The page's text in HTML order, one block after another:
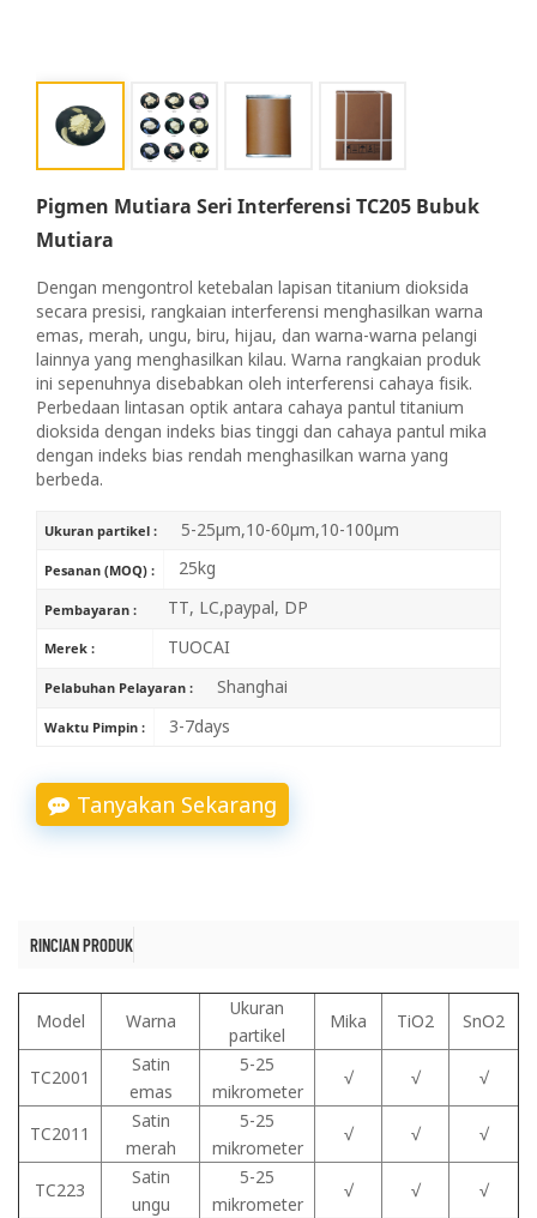
Pigmen Mutiara Seri Interferensi TC205 Bubuk
Mutiara
Dengan mengontrol ketebalan lapisan titanium dioksida
secara presisi, rangkaian interferensi menghasilkan warna
emas, merah, ungu, biru, hijau, dan warna-warna pelangi
lainnya yang menghasilkan kilau. Warna rangkaian produk
ini sepenuhnya disebabkan oleh interferensi cahaya fisik.
Perbedaan lintasan optik antara cahaya pantul titanium
dioksida dengan indeks bias tinggi dan cahaya pantul mika
dengan indeks bias rendah menghasilkan warna yang
berbeda.
Ukuran partikel : 5-25μm,10-60μm,10-100μm
Pesanan (MOQ) : 25kg
Pembayaran : TT, LC,paypal, DP
Merek : TUOCAI
Pelabuhan Pelayaran : Shanghai
Waktu Pimpin : 3-7days
Tanyakan Sekarang
RINCIAN PRODUK
Model Warna
Ukuran
partikel
Mika TiO2 SnO2
TC2001
Satin
emas
5-25
mikrometer
√ √ √
TC2011
Satin
merah
5-25
mikrometer
√ √ √
TC223
Satin
ungu
5-25
mikrometer
√ √ √